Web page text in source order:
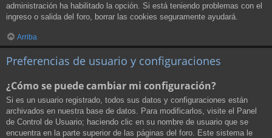
administración ha habilitado la opción. Si está teniendo problemas con el
ingreso o salida del foro, borrar las cookies seguramente ayudará.
Arriba
Preferencias de usuario y configuraciones
¿Cómo se puede cambiar mi configuración?
Si es un usuario registrado, todos sus datos y configuraciones están
archivados en nuestra base de datos. Para modificarlos, visite el Panel
de Control de Usuario; haciendo clic en su nombre de usuario que se
encuentra en la parte superior de las páginas del foro. Este sistema le